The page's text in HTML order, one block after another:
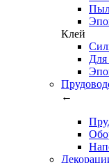
Клей
Для
←